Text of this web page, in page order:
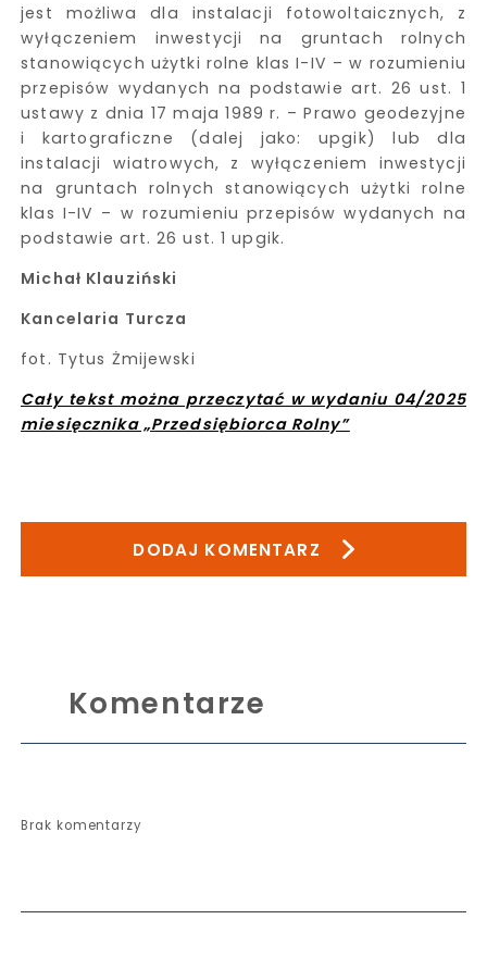
jest możliwa dla instalacji fotowoltaicznych, z
wyłączeniem inwestycji na gruntach rolnych
stanowiących użytki rolne klas I-IV – w rozumieniu
przepisów wydanych na podstawie art. 26 ust. 1
ustawy z dnia 17 maja 1989 r. – Prawo geodezyjne
i kartograficzne (dalej jako: upgik) lub dla
instalacji wiatrowych, z wyłączeniem inwestycji
na gruntach rolnych stanowiących użytki rolne
klas I-IV – w rozumieniu przepisów wydanych na
podstawie art. 26 ust. 1 upgik.
Michał Klauziński
Kancelaria Turcza
fot. Tytus Żmijewski
Cały tekst można przeczytać w wydaniu 04/2025
miesięcznika „Przedsiębiorca Rolny”
DODAJ KOMENTARZ
Komentarze
Brak komentarzy